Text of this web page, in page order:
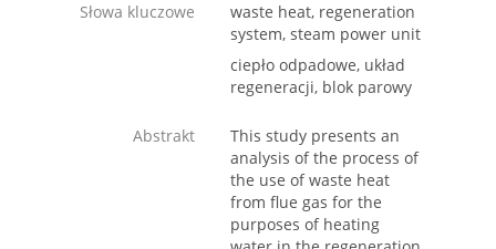
Słowa kluczowe
waste heat, regeneration
system, steam power unit
ciepło odpadowe, układ
regeneracji, blok parowy
Abstrakt
This study presents an
analysis of the process of
the use of waste heat
from flue gas for the
purposes of heating